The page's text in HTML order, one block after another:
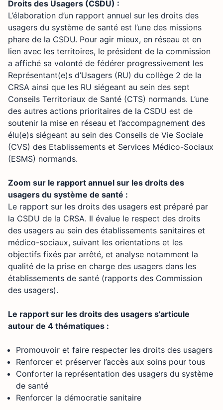
Droits des Usagers (CSDU) :
L’élaboration d’un rapport annuel sur les droits des
usagers du système de santé est l’une des missions
phare de la CSDU. Pour agir mieux, en réseau et en
lien avec les territoires, le président de la commission
a affiché sa volonté de fédérer progressivement les
Représentant(e)s d’Usagers (RU) du collège 2 de la
CRSA ainsi que les RU siégeant au sein des sept
Conseils Territoriaux de Santé (CTS) normands. L’une
des autres actions prioritaires de la CSDU est de
soutenir la mise en réseau et l’accompagnement des
élu(e)s siégeant au sein des Conseils de Vie Sociale
(CVS) des Etablissements et Services Médico-Sociaux
(ESMS) normands.
Zoom sur le rapport annuel sur les droits des
usagers du système de santé :
Le rapport sur les droits des usagers est préparé par
la CSDU de la CRSA. Il évalue le respect des droits
des usagers au sein des établissements sanitaires et
médico-sociaux, suivant les orientations et les
objectifs fixés par arrêté, et analyse notamment la
qualité de la prise en charge des usagers dans les
établissements de santé (rapports des Commission
des usagers).
Le rapport sur les droits des usagers s’articule
autour de 4 thématiques :
Promouvoir et faire respecter les droits des usagers
Renforcer et préserver l’accès aux soins pour tous
Conforter la représentation des usagers du système
de santé
Renforcer la démocratie sanitaire